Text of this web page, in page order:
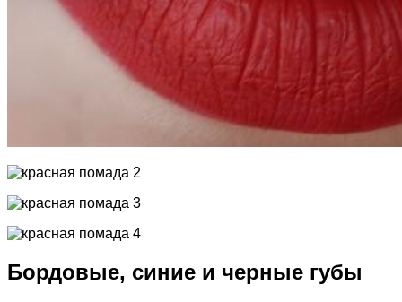
Бордовые, синие и черные губы